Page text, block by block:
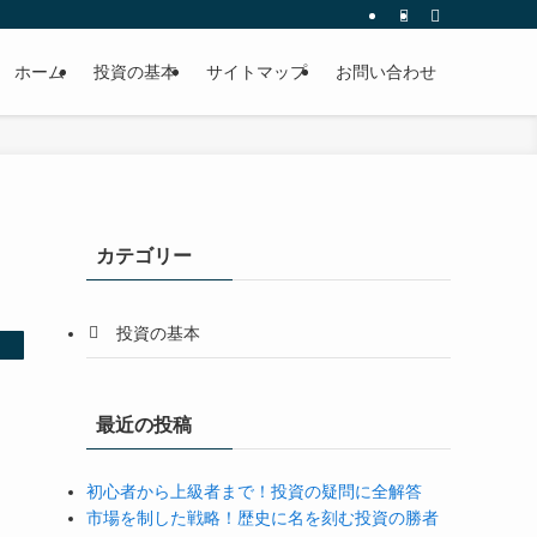
ホーム 投資の基本 サイトマップ お問い合わせ
カテゴリー
投資の基本
最近の投稿
初心者から上級者まで！投資の疑問に全解答
市場を制した戦略！歴史に名を刻む投資の勝者